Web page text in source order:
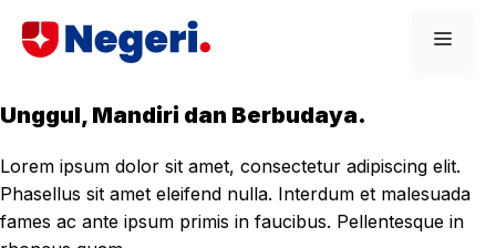
Unggul, Mandiri dan Berbudaya.
Lorem ipsum dolor sit amet, consectetur adipiscing elit.
Phasellus sit amet eleifend nulla. Interdum et malesuada
fames ac ante ipsum primis in faucibus. Pellentesque in